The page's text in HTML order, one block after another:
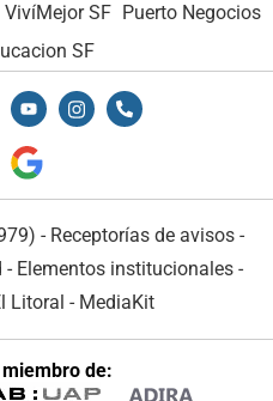
VivíMejor SF Puerto Negocios
SF
- Receptorías de avisos -
- Elementos institucionales -
Litoral - MediaKit
de: